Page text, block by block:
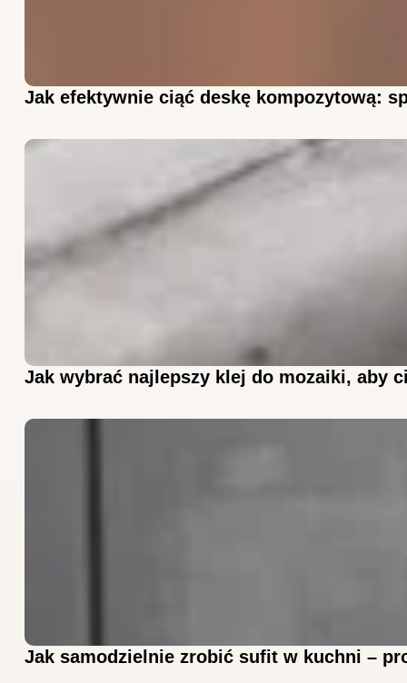
Jak efektywnie ciąć deskę kompozytową:
Jak wybrać najlepszy klej do mozaiki, aby
Jak samodzielnie zrobić sufit w kuchni –